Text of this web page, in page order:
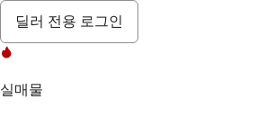
딜러 전용 로그인
실매물